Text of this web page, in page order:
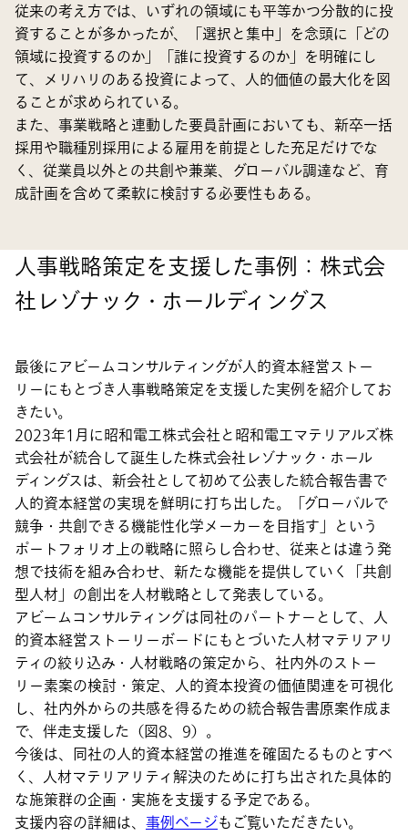
従来の考え方では、いずれの領域にも平等かつ分散的に投
資することが多かったが、「選択と集中」を念頭に「どの
領域に投資するのか」「誰に投資するのか」を明確にし
て、メリハリのある投資によって、人的価値の最大化を図
ることが求められている。
また、事業戦略と連動した要員計画においても、新卒一括
採用や職種別採用による雇用を前提とした充足だけでな
く、従業員以外との共創や兼業、グローバル調達など、育
成計画を含めて柔軟に検討する必要性もある。
人事戦略策定を支援した事例：株式会
社レゾナック・ホールディングス
最後にアビームコンサルティングが人的資本経営ストー
リーにもとづき人事戦略策定を支援した実例を紹介してお
きたい。
2023年1月に昭和電工株式会社と昭和電工マテリアルズ株
式会社が統合して誕生した株式会社レゾナック・ホール
ディングスは、新会社として初めて公表した統合報告書で
人的資本経営の実現を鮮明に打ち出した。「グローバルで
競争・共創できる機能性化学メーカーを目指す」という
ポートフォリオ上の戦略に照らし合わせ、従来とは違う発
想で技術を組み合わせ、新たな機能を提供していく「共創
型人材」の創出を人材戦略として発表している。
アビームコンサルティングは同社のパートナーとして、人
的資本経営ストーリーボードにもとづいた人材マテリアリ
ティの絞り込み・人材戦略の策定から、社内外のストー
リー素案の検討・策定、人的資本投資の価値関連を可視化
し、社内外からの共感を得るための統合報告書原案作成ま
で、伴走支援した（図8、9）。
今後は、同社の人的資本経営の推進を確固たるものとすべ
く、人材マテリアリティ解決のために打ち出された具体的
な施策群の企画・実施を支援する予定である。
支援内容の詳細は、 事例ページもご覧いただきたい。